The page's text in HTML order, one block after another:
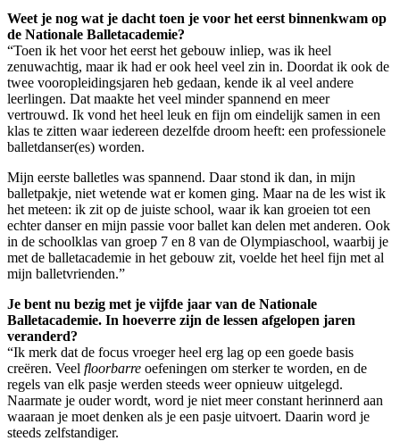
Weet je nog wat je dacht toen je voor het eerst binnenkwam op
de Nationale Balletacademie?
“Toen ik het voor het eerst het gebouw inliep, was ik heel
zenuwachtig, maar ik had er ook heel veel zin in. Doordat ik ook de
twee vooropleidingsjaren heb gedaan, kende ik al veel andere
leerlingen. Dat maakte het veel minder spannend en meer
vertrouwd. Ik vond het heel leuk en fijn om eindelijk samen in een
klas te zitten waar iedereen dezelfde droom heeft: een professionele
balletdanser(es) worden.
Mijn eerste balletles was spannend. Daar stond ik dan, in mijn
balletpakje, niet wetende wat er komen ging. Maar na de les wist ik
het meteen: ik zit op de juiste school, waar ik kan groeien tot een
echter danser en mijn passie voor ballet kan delen met anderen. Ook
in de schoolklas van groep 7 en 8 van de Olympiaschool, waarbij je
met de balletacademie in het gebouw zit, voelde het heel fijn met al
mijn balletvrienden.”
Je bent nu bezig met je vijfde jaar van de Nationale
Balletacademie. In hoeverre zijn de lessen afgelopen jaren
veranderd?
“Ik merk dat de focus vroeger heel erg lag op een goede basis
creëren. Veel floorbarre oefeningen om sterker te worden, en de
regels van elk pasje werden steeds weer opnieuw uitgelegd.
Naarmate je ouder wordt, word je niet meer constant herinnerd aan
waaraan je moet denken als je een pasje uitvoert. Daarin word je
steeds zelfstandiger.